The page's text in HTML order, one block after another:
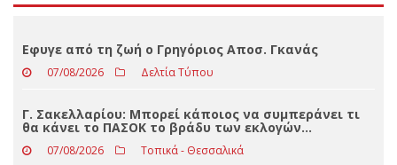
ΤΕΛΕΥΤΑΊΑ ΝΈΑ
Eφυγε από τη ζωή ο Γρηγόριος Αποσ. Γκανάς
07/08/2026 Δελτία Τύπου